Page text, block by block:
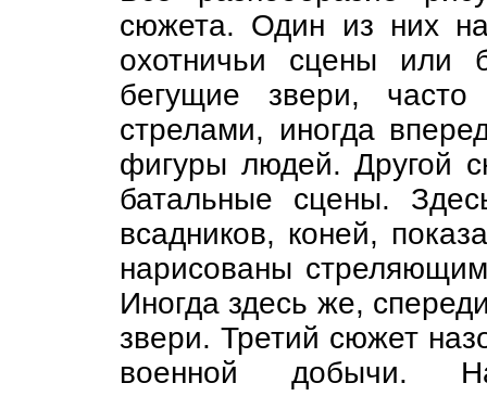
сюжета. Один из них
охотничьи сцены или
бегущие звери,
стрелами, иногда
фигуры людей. Другой
батальные сцены.
всадников, коней,
нарисованы
Иногда здесь же,
звери. Третий сюжет
военной добычи.